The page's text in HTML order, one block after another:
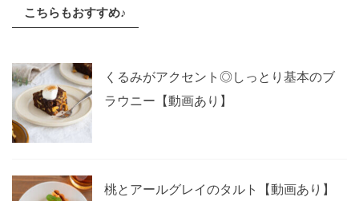
こちらもおすすめ♪
くるみがアクセント◎しっとり基本のブ
ラウニー【動画あり】
桃とアールグレイのタルト【動画あり】